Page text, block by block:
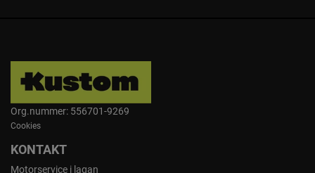
Org.nummer: 556701-9269
Cookies
KONTAKT
Motorservice i lagan